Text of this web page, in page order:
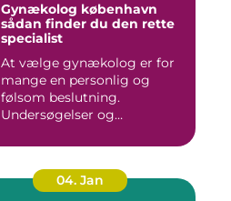
Gynækolog københavn
sådan finder du den rette
specialist
At vælge gynækolog er for
mange en personlig og
følsom beslutning.
Undersøgelser og
04. Jan